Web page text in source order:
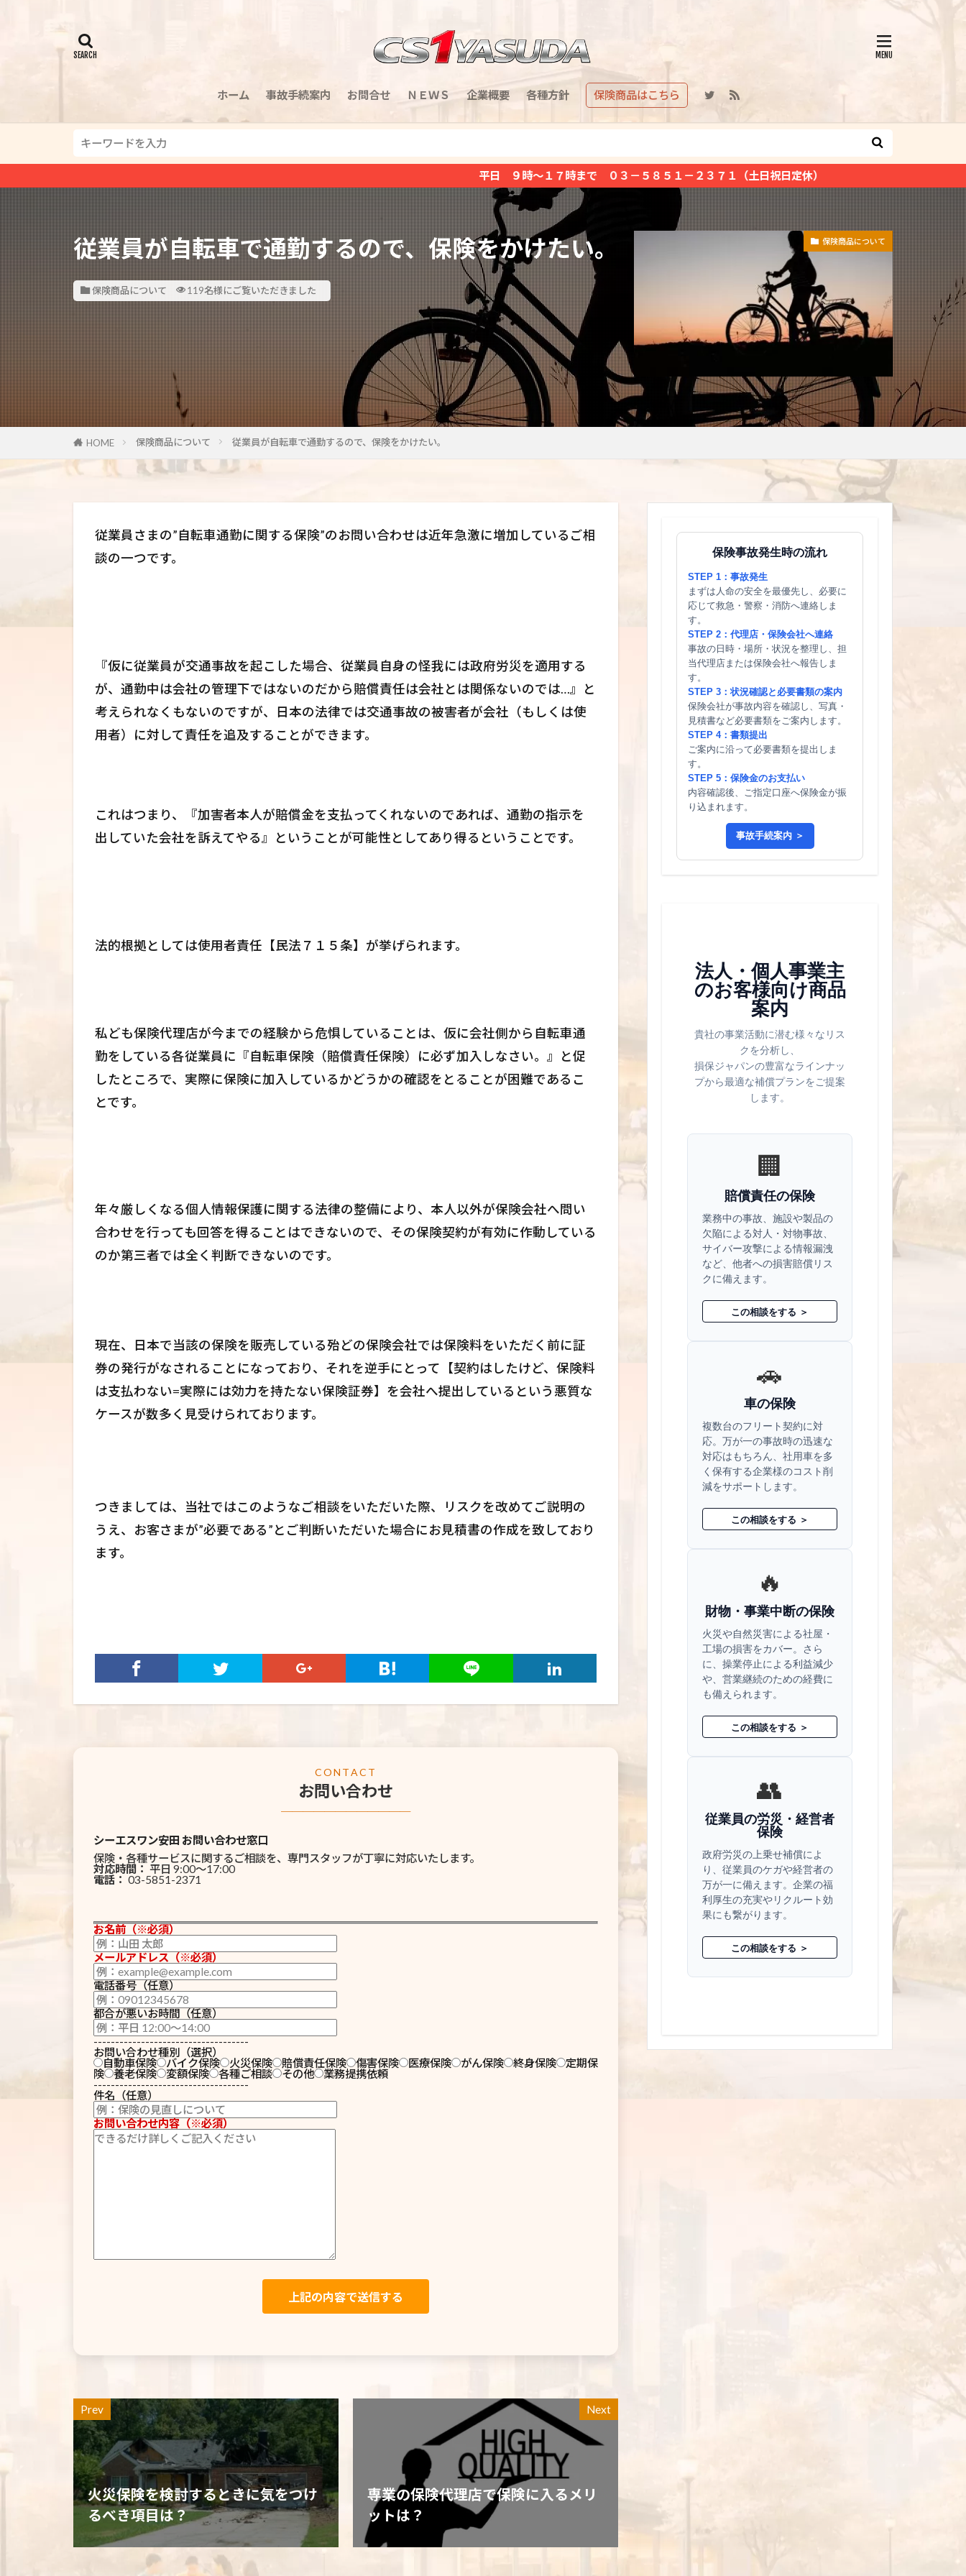
ホーム 事故手続案内 お問合せ ＮＥＷＳ 企業概要 各種方針 保険商品はこちら
平日 ９時～１７時まで ０３－５８５１－２３７１（土日祝日定休）
従業員が自転車で通勤するので、保険をかけたい。
保険商品について 119名様にご覧いただきました
保険商品について
HOME 保険商品について 従業員が自転車で通勤するので、保険をかけたい。
従業員さまの”自転車通勤に関する保険”のお問い合わせは近年急激に増加しているご相
談の一つです。
『仮に従業員が交通事故を起こした場合、従業員自身の怪我には政府労災を適用する
が、通勤中は会社の管理下ではないのだから賠償責任は会社とは関係ないのでは…』と
考えられなくもないのですが、日本の法律では交通事故の被害者が会社（もしくは使
用者）に対して責任を追及することができます。
これはつまり、『加害者本人が賠償金を支払ってくれないのであれば、通勤の指示を
出していた会社を訴えてやる』ということが可能性としてあり得るということです。
法的根拠としては使用者責任【民法７１５条】が挙げられます。
私ども保険代理店が今までの経験から危惧していることは、仮に会社側から自転車通
勤をしている各従業員に『自転車保険（賠償責任保険）に必ず加入しなさい。』と促
したところで、実際に保険に加入しているかどうかの確認をとることが困難であるこ
とです。
年々厳しくなる個人情報保護に関する法律の整備により、本人以外が保険会社へ問い
合わせを行っても回答を得ることはできないので、その保険契約が有効に作動している
のか第三者では全く判断できないのです。
現在、日本で当該の保険を販売している殆どの保険会社では保険料をいただく前に証
券の発行がなされることになっており、それを逆手にとって【契約はしたけど、保険料
は支払わない=実際には効力を持たない保険証券】を会社へ提出しているという悪質な
ケースが数多く見受けられております。
つきましては、当社ではこのようなご相談をいただいた際、リスクを改めてご説明の
うえ、お客さまが”必要である”とご判断いただいた場合にお見積書の作成を致しており
ます。
CONTACT
お問い合わせ
────────────
シーエスワン安田 お問い合わせ窓口
保険・各種サービスに関するご相談を、専門スタッフが丁寧に対応いたします。
対応時間： 平日 9:00〜17:00
電話： 03-5851-2371
お名前（※必須）
メールアドレス（※必須）
電話番号（任意）
都合が悪いお時間（任意）
------------------------------------
お問い合わせ種別（選択）
自動車保険
バイク保険 火災保険 賠償責任保険 傷害保険 医療保険 がん保険 終身保険
定期保
険
養老保険 変額保険 各種ご相談 その他
業務提携依頼
------------------------------------
件名（任意）
お問い合わせ内容（※必須）
Prev
火災保険を検討するときに気をつけ
るべき項目は？
Next
専業の保険代理店で保険に入るメリ
ットは？
保険事故発生時の流れ
STEP 1：事故発生
まずは人命の安全を最優先し、必要に
応じて救急・警察・消防へ連絡しま
す。
STEP 2：代理店・保険会社へ連絡
事故の日時・場所・状況を整理し、担
当代理店または保険会社へ報告しま
す。
STEP 3：状況確認と必要書類の案内
保険会社が事故内容を確認し、写真・
見積書など必要書類をご案内します。
STEP 4：書類提出
ご案内に沿って必要書類を提出しま
す。
STEP 5：保険金のお支払い
内容確認後、ご指定口座へ保険金が振
り込まれます。
事故手続案内 ＞
法人・個人事業主
のお客様向け商品
案内
貴社の事業活動に潜む様々なリス
クを分析し、
損保ジャパンの豊富なラインナッ
プから最適な補償プランをご提案
します。
🏢
賠償責任の保険
業務中の事故、施設や製品の
欠陥による対人・対物事故、
サイバー攻撃による情報漏洩
など、他者への損害賠償リス
クに備えます。
この相談をする ＞
🚗
車の保険
複数台のフリート契約に対
応。万が一の事故時の迅速な
対応はもちろん、社用車を多
く保有する企業様のコスト削
減をサポートします。
この相談をする ＞
🔥
財物・事業中断の保険
火災や自然災害による社屋・
工場の損害をカバー。さら
に、操業停止による利益減少
や、営業継続のための経費に
も備えられます。
この相談をする ＞
👥
従業員の労災・経営者
保険
政府労災の上乗せ補償によ
り、従業員のケガや経営者の
万が一に備えます。企業の福
利厚生の充実やリクルート効
果にも繋がります。
この相談をする ＞